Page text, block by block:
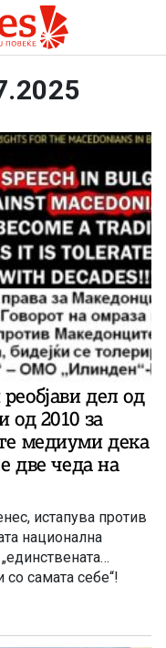
дел од
од 2010 за
медиуми дека
две чеда на
истапува против
национална
со самата себе“!
на
национална